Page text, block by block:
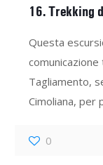
16. Trekking
Questa
comunicazione
Tagliamento,
Cimoliana, per
0